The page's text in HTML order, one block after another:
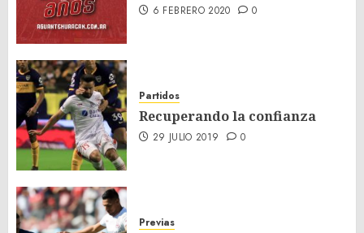
6 FEBRERO 2020 0
Partidos
Recuperando la confianza
29 JULIO 2019 0
Previas